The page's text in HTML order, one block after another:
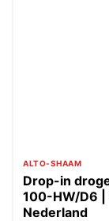
ALTO-SHAAM
Drop-in
100-HW/D6 |
Nederland